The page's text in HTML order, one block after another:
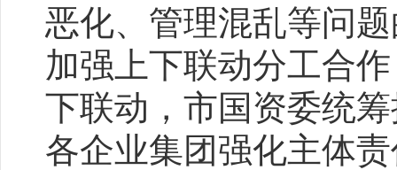
恶化、管理混乱等问
加强上下联动分工合
下联动，市国资委统
各企业集团强化主体